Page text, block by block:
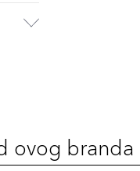
ovog branda